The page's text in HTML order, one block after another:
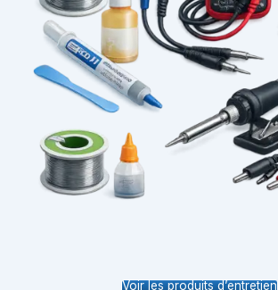
Voir les produits d’entretien